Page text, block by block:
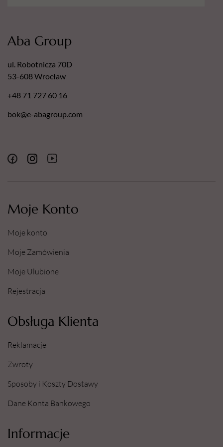
kosmetycznych, jak i użytku domowego.
Zainwestuj w profesjonalne narzędzie, które sprawi, że Twoje
Moje Konto
Moje konto
Moje Zamówienia
Moje Ulubione
Rejestracja
Obsługa Klienta
Reklamacje
Zwroty
Sposoby i Koszty Dostawy
Dane Konta Bankowego
Informacje
Aba Group
ul. Robotnicza 70D
53-608 Wrocław
+48 71 727 60 16
bok@e-abagroup.com